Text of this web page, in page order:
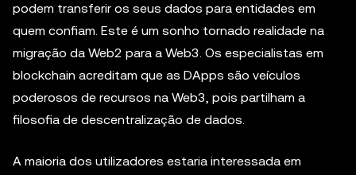
podem transferir os seus dados para entidades em
quem confiam. Este é um sonho tornado realidade na
migração da Web2 para a Web3. Os especialistas em
blockchain acreditam que as DApps são veículos
poderosos de recursos na Web3, pois partilham a
filosofia de descentralização de dados.
A maioria dos utilizadores estaria interessada em